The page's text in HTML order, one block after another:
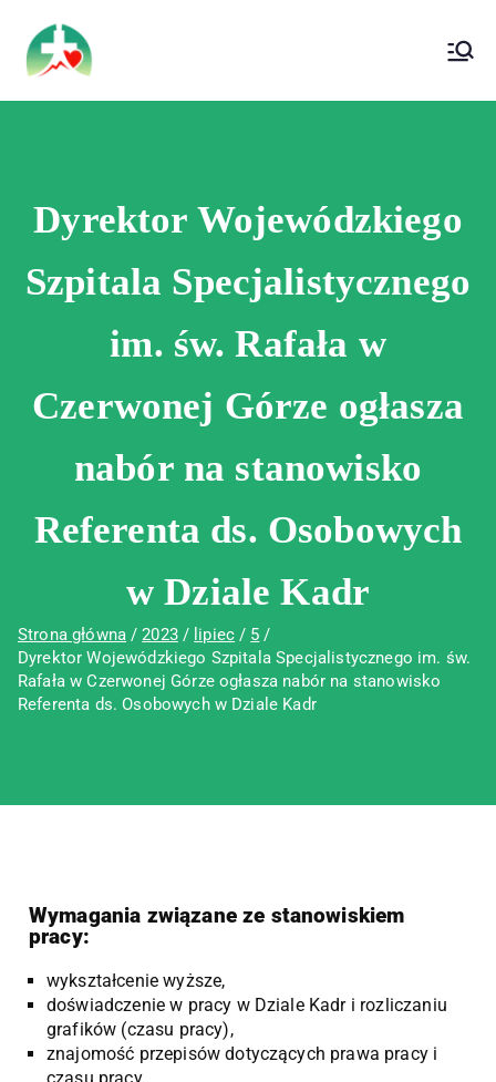
Wojewódzki Szpital Specjalistyczny im.
Św. Rafała w Czerwonej Górze
Dyrektor Wojewódzkiego
Szpitala Specjalistycznego
im. św. Rafała w
Czerwonej Górze ogłasza
nabór na stanowisko
Referenta ds. Osobowych
w Dziale Kadr
Strona główna 2023 lipiec
5
Dyrektor Wojewódzkiego Szpitala Specjalistycznego im. św.
Rafała w Czerwonej Górze ogłasza nabór na stanowisko
Referenta ds. Osobowych w Dziale Kadr
Wymagania związane ze stanowiskiem
pracy:
wykształcenie wyższe,
doświadczenie w pracy w Dziale Kadr i rozliczaniu
grafików (czasu pracy),
znajomość przepisów dotyczących prawa pracy i